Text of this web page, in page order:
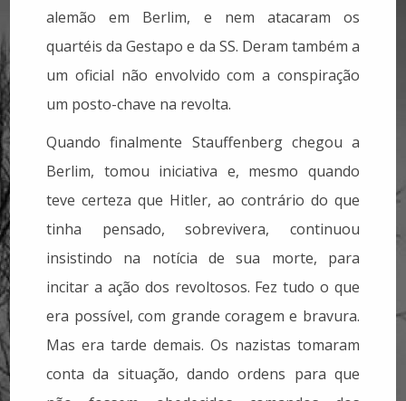
alemão em Berlim, e nem atacaram os
quartéis da Gestapo e da SS. Deram também a
um oficial não envolvido com a conspiração
um posto-chave na revolta.
Quando finalmente Stauffenberg chegou a
Berlim, tomou iniciativa e, mesmo quando
teve certeza que Hitler, ao contrário do que
tinha pensado, sobrevivera, continuou
insistindo na notícia de sua morte, para
incitar a ação dos revoltosos. Fez tudo o que
era possível, com grande coragem e bravura.
Mas era tarde demais. Os nazistas tomaram
conta da situação, dando ordens para que